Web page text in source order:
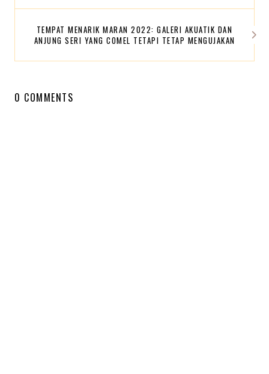
TEMPAT MENARIK MARAN 2022: GALERI AKUATIK DAN
ANJUNG SERI YANG COMEL TETAPI TETAP MENGUJAKAN
0 COMMENTS